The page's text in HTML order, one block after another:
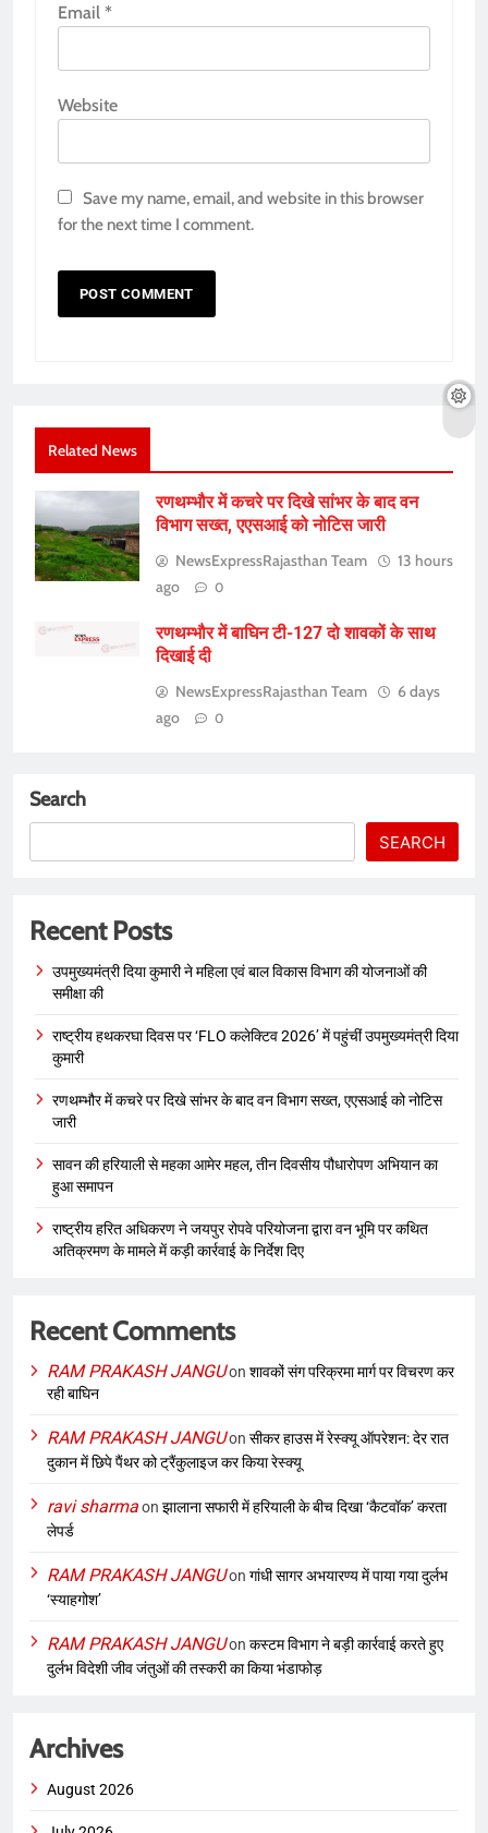
Email *
Website
Save my name, email, and website in this browser
for the next time I comment.
Related News
रणथम्भौर में कचरे पर दिखे सांभर के बाद वन
विभाग सख्त, एएसआई को नोटिस जारी
NewsExpressRajasthan Team
13 hours
ago
0
रणथम्भौर में बाघिन टी-127 दो शावकों के साथ
दिखाई दी
NewsExpressRajasthan Team
6 days
ago
0
Search
SEARCH
Recent Posts
उपमुख्यमंत्री दिया कुमारी ने महिला एवं बाल विकास विभाग की योजनाओं की
समीक्षा की
राष्ट्रीय हथकरघा दिवस पर ‘FLO कलेक्टिव 2026’ में पहुंचीं उपमुख्यमंत्री दिया
कुमारी
रणथम्भौर में कचरे पर दिखे सांभर के बाद वन विभाग सख्त, एएसआई को नोटिस
जारी
सावन की हरियाली से महका आमेर महल, तीन दिवसीय पौधारोपण अभियान का
हुआ समापन
राष्ट्रीय हरित अधिकरण ने जयपुर रोपवे परियोजना द्वारा वन भूमि पर कथित
अतिक्रमण के मामले में कड़ी कार्रवाई के निर्देश दिए
Recent Comments
RAM PRAKASH JANGUon शावकों संग परिक्रमा मार्ग पर विचरण कर
रही बाघिन
RAM PRAKASH JANGUon सीकर हाउस में रेस्क्यू ऑपरेशन: देर रात
दुकान में छिपे पैंथर को ट्रैंकुलाइज कर किया रेस्क्यू
ravi sharmaon झालाना सफारी में हरियाली के बीच दिखा ‘कैटवॉक’ करता
लेपर्ड
RAM PRAKASH JANGUon गांधी सागर अभयारण्य में पाया गया दुर्लभ
‘स्याहगोश’
RAM PRAKASH JANGUon कस्टम विभाग ने बड़ी कार्रवाई करते हुए
दुर्लभ विदेशी जीव जंतुओं की तस्करी का किया भंडाफोड़
Archives
August 2026